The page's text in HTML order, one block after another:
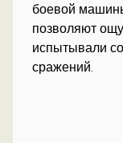
боевой
позволяют
испытывали
сражений.